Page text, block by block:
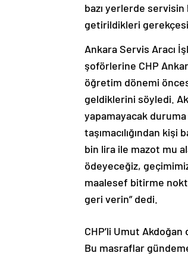
bazı yerlerde servisin
getirildikleri
Ankara Servis Aracı
şoförlerine CHP
öğretim dönemi
geldiklerini söyledi.
yapamayacak
taşımacılığından
bin lira ile mazot mu
ödeyeceğiz,
maalesef bitirme
geri verin” dedi.
CHP’li Umut
Bu masraflar